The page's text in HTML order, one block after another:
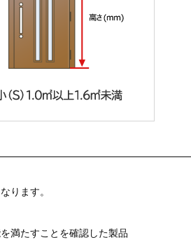
ります。
満たすことを確認した製品